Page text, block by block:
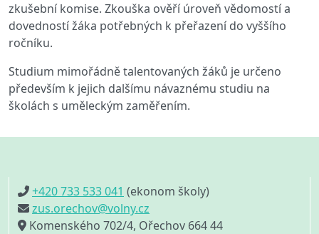
zkušební komise. Zkouška ověří úroveň vědomostí a
dovedností žáka potřebných k přeřazení do vyššího
ročníku.
Studium mimořádně talentovaných žáků je určeno
především k jejich dalšímu návaznému studiu na
školách s uměleckým zaměřením.
+420 733 533 041 (ekonom školy)
zus.orechov@volny.cz
Komenského 702/4, Ořechov 664 44